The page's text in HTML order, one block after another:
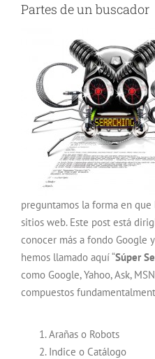
Partes de un buscador
preguntamos la forma en
sitios web. Este post está
conocer más a fondo Google
hemos llamado aquí “Súper
como Google, Yahoo, Ask,
compuestos
Arañas o Robots
Indice o Catálogo